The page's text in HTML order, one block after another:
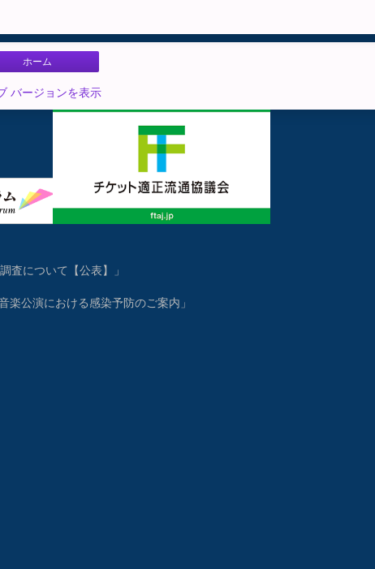
ホーム
バージョンを表示
査について【公表】」
楽公演における感染予防のご案内」